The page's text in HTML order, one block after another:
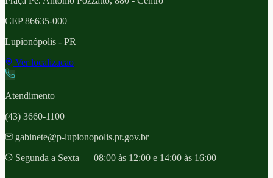
CEP86635-000
Lupionópolis - PR
Ver localizacao
Atendimento
(43) 3660-1100
gabinete@p-lupionopolis.pr.gov.br
Segunda a Sexta — 08:00 às 12:00 e 14:00 às 16:00